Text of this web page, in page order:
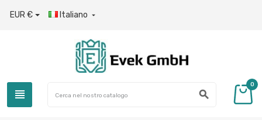
EUR € Italiano 
view_headline search
0